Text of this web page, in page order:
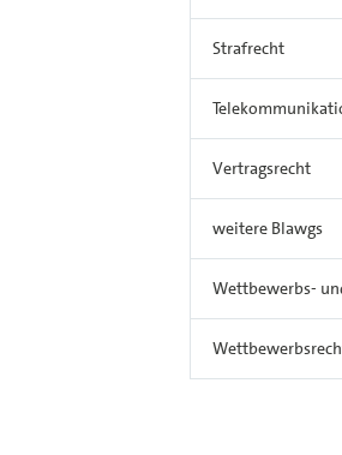
Strafrecht
Vertragsrecht
weitere Blawgs
Wettbewerbs-